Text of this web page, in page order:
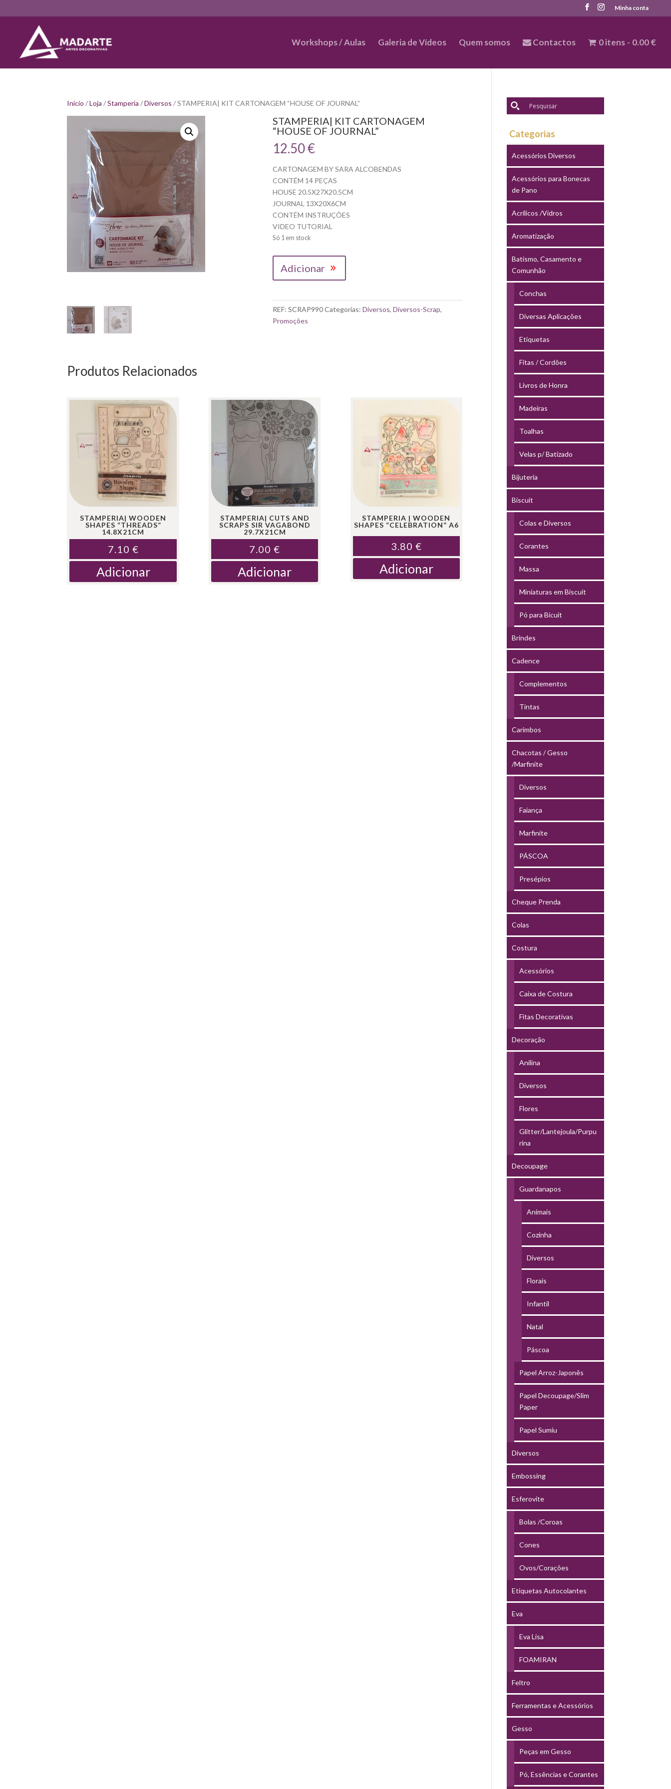
Minha conta
Workshops / Aulas Galeria de Vídeos Quem somos Contactos 0 itens 0.00 €
Início /Loja /Stamperia /Diversos / STAMPERIA| KIT CARTONAGEM “HOUSE OF JOURNAL”
STAMPERIA| KIT CARTONAGEM
“HOUSE OF JOURNAL”
12.50€
CARTONAGEM BY SARA ALCOBENDAS
CONTÉM 14 PEÇAS
HOUSE 20.5X27X20.5CM
JOURNAL 13X20X6CM
CONTÉM INSTRUÇÕES
VIDEO TUTORIAL
Só 1 em stock
CARTONAGEM
"HOUSE
Adicionar
REF:SCRAP990Categorias:Diversos,Diversos-Scrap,
Promoções
Produtos Relacionados
STAMPERIA| WOODEN
SHAPES “THREADS”
14.8X21CM
7.10 €
Adicionar
STAMPERIA| CUTS AND
SCRAPS SIR VAGABOND
29.7X21CM
7.00€
Adicionar
STAMPERIA | WOODEN
SHAPES “CELEBRATION” A6
3.80 €
Adicionar
Categorias
Acessórios Diversos
Acessórios para Bonecas
de Pano
Acrílicos /Vidros
Aromatização
Batismo, Casamento e
Comunhão
Conchas
Diversas Aplicações
Etiquetas
Fitas / Cordões
Livros de Honra
Madeiras
Toalhas
Velas p/ Batizado
Bijuteria
Biscuit
Colas e Diversos
Corantes
Massa
Miniaturas em Biscuit
Pó para Bicuit
Brindes
Cadence
Complementos
Tintas
Carimbos
Chacotas / Gesso
/Marfinite
Diversos
Faiança
Marfinite
PÁSCOA
Presépios
Cheque Prenda
Colas
Costura
Acessórios
Caixa de Costura
Fitas Decorativas
Decoração
Anilina
Diversos
Flores
Glitter/Lantejoula/Purpu
rina
Decoupage
Guardanapos
Animais
Cozinha
Diversos
Florais
Infantil
Natal
Páscoa
Papel Arroz-Japonês
Papel Decoupage/Slim
Paper
Papel Sumiu
Diversos
Embossing
Esferovite
Bolas /Coroas
Cones
Ovos/Corações
Etiquetas Autocolantes
Eva
Eva Lisa
FOAMIRAN
Feltro
Ferramentas e Acessórios
Gesso
Peças em Gesso
Pó, Essências e Corantes